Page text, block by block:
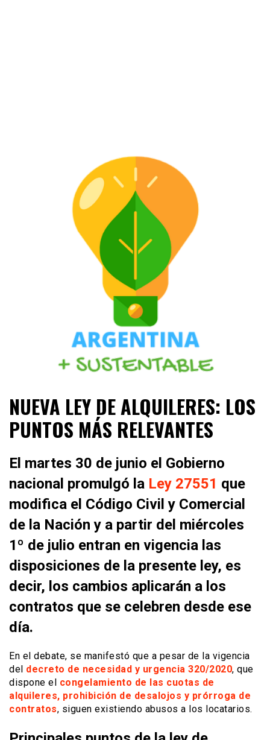
ARGENTINA + SUSTENTABLE
+ENERGÍAS RENOVABLES +RESPONSABLE
SOCIALMENTE +PERIODISMO AUTÉNTICO
NUEVA LEY DE ALQUILERES: LOS
PUNTOS MÁS RELEVANTES
El martes 30 de junio el Gobierno
nacional promulgó la Ley 27551 que
modifica el Código Civil y Comercial
de la Nación y a partir del miércoles
1º de julio entran en vigencia las
disposiciones de la presente ley, es
decir, los cambios aplicarán a los
contratos que se celebren desde ese
día.
En el debate, se manifestó que a pesar de la vigencia
del decreto de necesidad y urgencia 320/2020, que
dispone el congelamiento de las cuotas de
alquileres, prohibición de desalojos y prórroga de
contratos, siguen existiendo abusos a los locatarios.